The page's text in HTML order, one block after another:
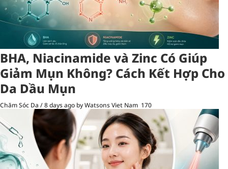
BHA, Niacinamide và Zinc Có Giúp
Giảm Mụn Không? Cách Kết Hợp Cho
Da Dầu Mụn
Chăm Sóc Da /8 days ago by Watsons Viet Nam 170